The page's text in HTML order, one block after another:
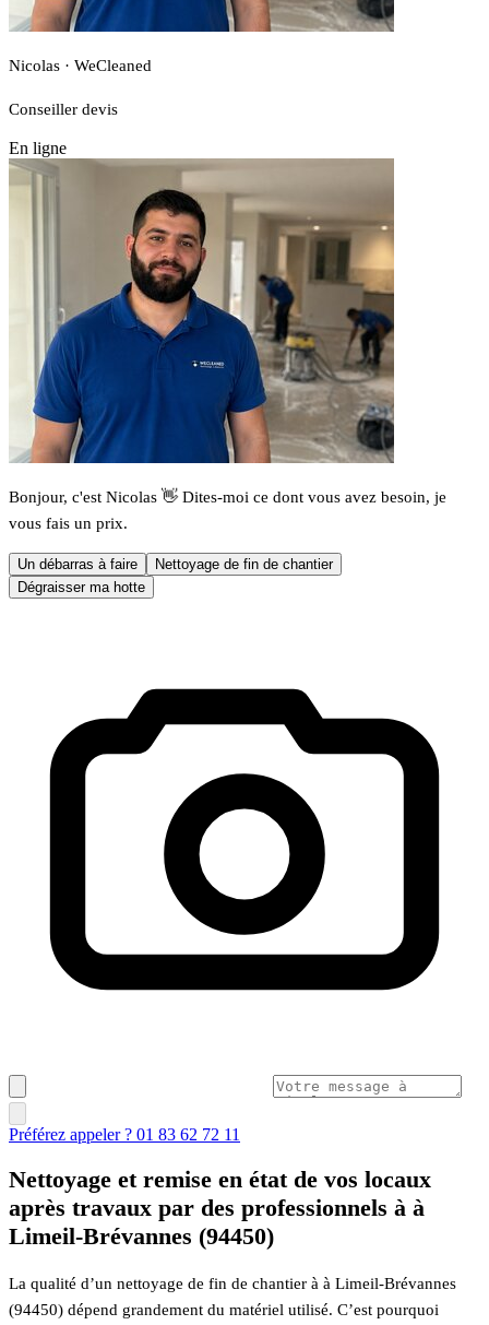
Nicolas · WeCleaned
Conseiller devis
En ligne
Bonjour, c'est Nicolas 👋 Dites-moi ce dont vous avez besoin, je
vous fais un prix.
Un débarras à faire
Nettoyage de fin de chantier
Dégraisser ma hotte
Préférez appeler ? 01 83 62 72 11
Nettoyage et remise en état de vos locaux
après travaux par des professionnels à à
Limeil-Brévannes (94450)
La qualité d’un nettoyage de fin de chantier à à Limeil-Brévannes
(94450) dépend grandement du matériel utilisé. C’est pourquoi